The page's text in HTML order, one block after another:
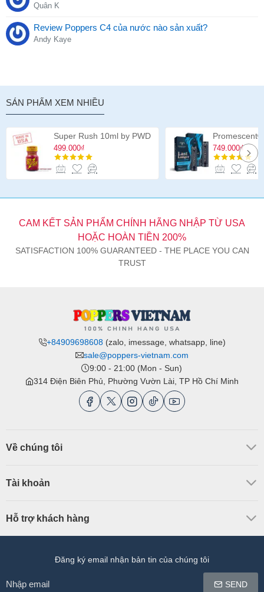
Quân K
Review Poppers C4 của nước nào sản xuất?
Andy Kaye
SẢN PHẨM XEM NHIỀU
Super Rush 10ml by PWD
499.000₫ 749.000₫
CAM KẾT SẢN PHẨM CHÍNH HÃNG NHẬP TỪ USA
HOẶC HOÀN TIỀN 200%
SATISFACTION 100% GUARANTEED - THE PLACE YOU CAN
TRUST
+84909698608(zalo, imessage, whatsapp, line)
sale@poppers-vietnam.com
9:00 - 21:00 (Mon - Sun)
314 Điện Biên Phủ, Phường Vườn Lài, TP Hồ Chí Minh
Về chúng tôi
Tài khoản
Hỗ trợ khách hàng
Đăng ký email nhận bản tin của chúng tôi
SEND